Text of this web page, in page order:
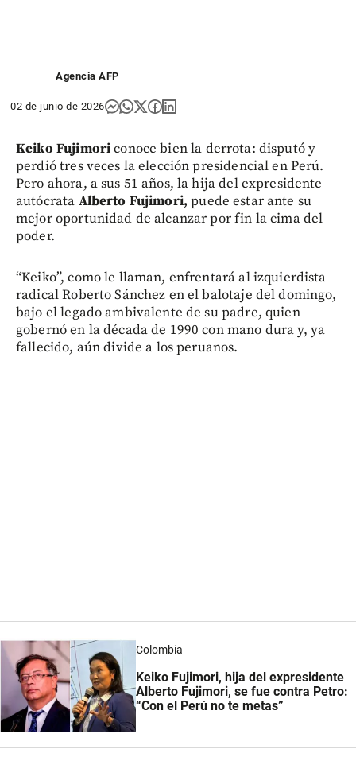
Agencia AFP
02 de junio de 2026
Keiko Fujimoriconoce bien la derrota: disputó y
perdió tres veces la elección presidencial en Perú.
Pero ahora, a sus 51 años, la hija del expresidente
autócrata Alberto Fujimori,puede estar ante su
mejor oportunidad de alcanzar por fin la cima del
poder.
“Keiko”, como le llaman, enfrentará al izquierdista
radical Roberto Sánchez en el balotaje del domingo,
bajo el legado ambivalente de su padre, quien
gobernó en la década de 1990 con mano dura y, ya
fallecido, aún divide a los peruanos.
Colombia
Keiko Fujimori, hija del expresidente
Alberto Fujimori, se fue contra Petro:
“Con el Perú no te metas”